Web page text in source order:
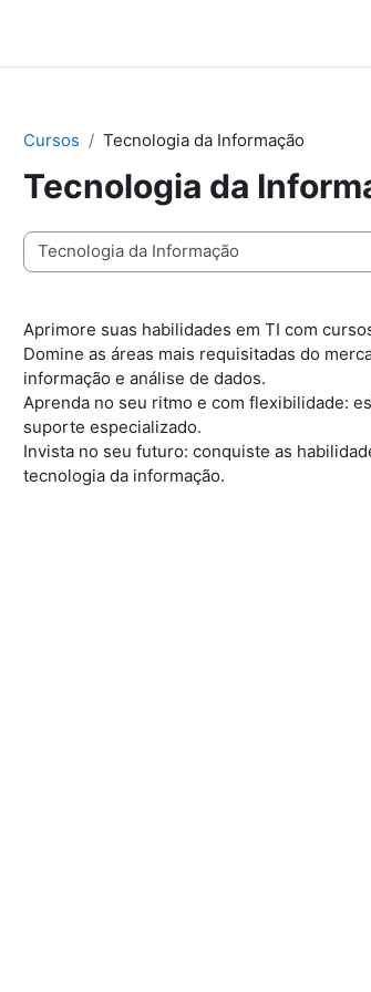
Cursos Tecnologia da Informação
Tecnologia da
de Cursos
Aprimore suas habilidades em TI com
Domine as áreas mais requisitadas do
informação e análise de dados.
Aprenda no seu ritmo e com flexibilidade:
suporte especializado.
Invista no seu futuro: conquiste as
tecnologia da informação.